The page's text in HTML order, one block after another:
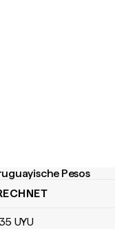
Pesos
Pesos
UYU